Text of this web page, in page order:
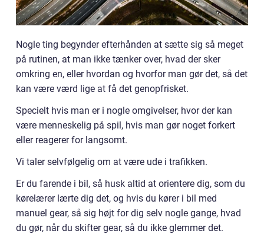
Nogle ting begynder efterhånden at sætte sig så meget
på rutinen, at man ikke tænker over, hvad der sker
omkring en, eller hvordan og hvorfor man gør det, så det
kan være værd lige at få det genopfrisket.
Specielt hvis man er i nogle omgivelser, hvor der kan
være menneskelig på spil, hvis man gør noget forkert
eller reagerer for langsomt.
Vi taler selvfølgelig om at være ude i trafikken.
Er du farende i bil, så husk altid at orientere dig, som du
kørelærer lærte dig det, og hvis du kører i bil med
manuel gear, så sig højt for dig selv nogle gange, hvad
du gør, når du skifter gear, så du ikke glemmer det.